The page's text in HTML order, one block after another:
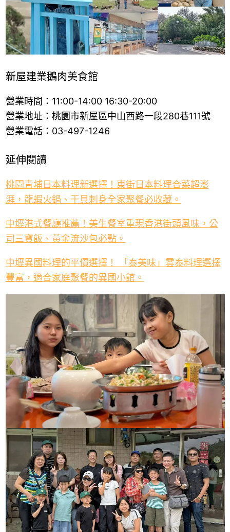
新屋建業鵝肉美食館
營業時間：11:00-14:00 16:30-20:00
營業地址：桃園市新屋區中山西路一段280巷111號
營業電話：03-497-1246
延伸閱讀
桃園青埔日本料理新選擇！東街日本料理合菜超澎
湃，龍蝦火鍋、干貝刺身全家聚餐必收藏。
中壢港式餐廳推薦！美生餐室重現香港街頭風味，公
司三寶飯、黃金流沙包必點。
中壢異國料理的平價選擇！ 「泰美味」雲泰料理選擇
豐富，適合家庭聚餐的異國小館。